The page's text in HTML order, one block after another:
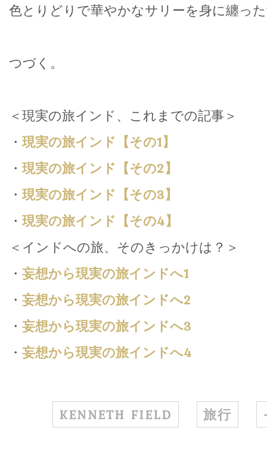
色とりどりで華やかなサリーを身に纏っ
つづく。
＜現実の旅インド、これまでの記事＞
・ 現実の旅インド【その1】
・ 現実の旅インド【その2】
・ 現実の旅インド【その3】
・ 現実の旅インド【その4】
＜インドへの旅、そのきっかけは？＞
・ 妄想から現実の旅インドへ1
・ 妄想から現実の旅インドへ2
・ 妄想から現実の旅インドへ3
・ 妄想から現実の旅インドへ4
KENNETH FIELD 旅行